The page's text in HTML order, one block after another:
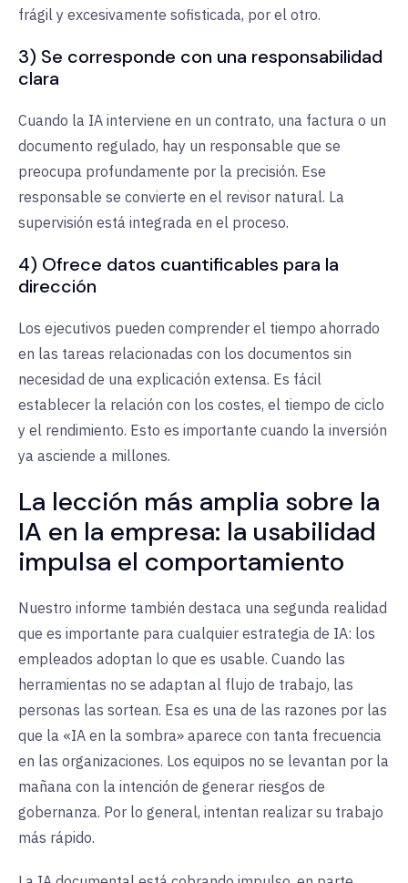
frágil y excesivamente sofisticada, por el otro.
3) Se corresponde con una responsabilidad
clara
Cuando la IA interviene en un contrato, una factura o un
documento regulado, hay un responsable que se
preocupa profundamente por la precisión. Ese
responsable se convierte en el revisor natural. La
supervisión está integrada en el proceso.
4) Ofrece datos cuantificables para la
dirección
Los ejecutivos pueden comprender el tiempo ahorrado
en las tareas relacionadas con los documentos sin
necesidad de una explicación extensa. Es fácil
establecer la relación con los costes, el tiempo de ciclo
y el rendimiento. Esto es importante cuando la inversión
ya asciende a millones.
La lección más amplia sobre la
IA en la empresa: la usabilidad
impulsa el comportamiento
Nuestro informe también destaca una segunda realidad
que es importante para cualquier estrategia de IA: los
empleados adoptan lo que es usable. Cuando las
herramientas no se adaptan al flujo de trabajo, las
personas las sortean. Esa es una de las razones por las
que la «IA en la sombra» aparece con tanta frecuencia
en las organizaciones. Los equipos no se levantan por la
mañana con la intención de generar riesgos de
gobernanza. Por lo general, intentan realizar su trabajo
más rápido.